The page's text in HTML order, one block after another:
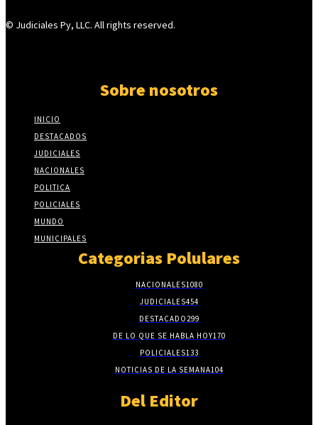
© Judiciales Py, LLC. All rights reserved.
Sobre nosotros
INICIO
DESTACADOS
JUDICIALES
NACIONALES
POLITICA
POLICIALES
MUNDO
MUNICIPALES
Categorias Polulares
NACIONALES1080
JUDICIALES454
DESTACADO299
DE LO QUE SE HABLA HOY170
POLICIALES133
NOTICIAS DE LA SEMANA104
Del Editor